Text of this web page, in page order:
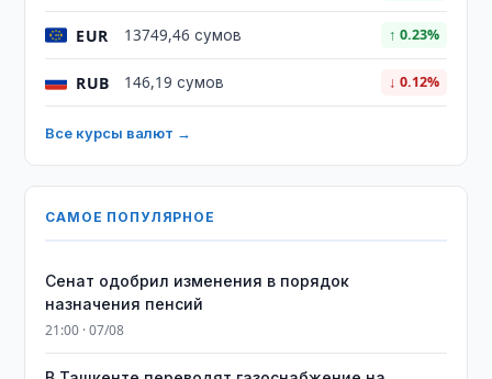
EUR 13749,46 сумов ↑ 0.23%
RUB 146,19 сумов ↓ 0.12%
Все курсы валют →
САМОЕ ПОПУЛЯРНОЕ
Сенат одобрил изменения в порядок
назначения пенсий
21:00 · 07/08